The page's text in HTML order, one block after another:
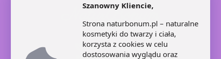
+48 71 707 22 25
Szanowny Kliencie,
Strona naturbonum.pl – naturalne
kosmetyki do twarzy i ciała,
korzysta z cookies w celu
dostosowania wyglądu oraz